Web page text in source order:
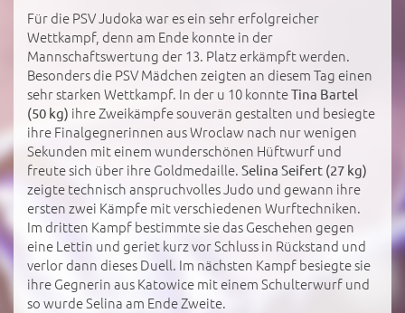
Für die PSV Judoka war es ein sehr erfolgreicher
Wettkampf, denn am Ende konnte in der
Mannschaftswertung der 13. Platz erkämpft werden.
Besonders die PSV Mädchen zeigten an diesem Tag einen
sehr starken Wettkampf. In der u 10 konnteTina Bartel
(50 kg) ihre Zweikämpfe souverän gestalten und besiegte
ihre Finalgegnerinnen aus Wroclaw nach nur wenigen
Sekunden mit einem wunderschönen Hüftwurf und
freute sich über ihre Goldmedaille. Selina Seifert (27 kg)
zeigte technisch anspruchvolles Judo und gewann ihre
ersten zwei Kämpfe mit verschiedenen Wurftechniken.
Im dritten Kampf bestimmte sie das Geschehen gegen
eine Lettin und geriet kurz vor Schluss in Rückstand und
verlor dann dieses Duell. Im nächsten Kampf besiegte sie
ihre Gegnerin aus Katowice mit einem Schulterwurf und
so wurde Selina am Ende Zweite.